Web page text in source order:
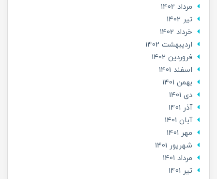
مرداد 1402
تير 1402
خرداد 1402
ارديبهشت 1402
فروردین 1402
اسفند 1401
بهمن 1401
دی 1401
آذر 1401
آبان 1401
مهر 1401
شهریور 1401
مرداد 1401
تير 1401